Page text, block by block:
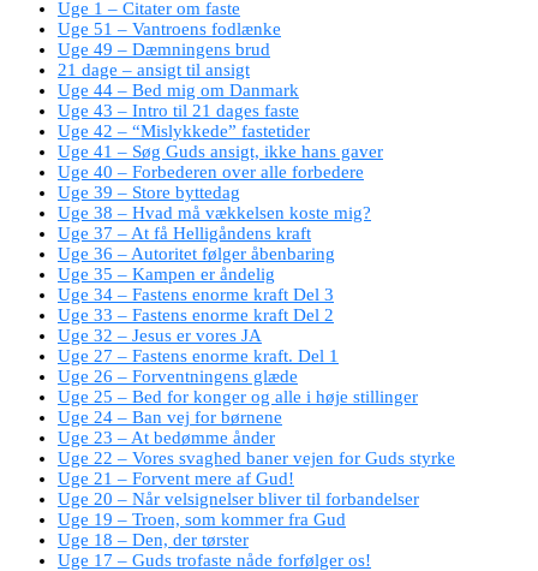
Uge 1 – Citater om faste
Uge 51 – Vantroens fodlænke
Uge 49 – Dæmningens brud
21 dage – ansigt til ansigt
Uge 44 – Bed mig om Danmark
Uge 43 – Intro til 21 dages faste
Uge 42 – “Mislykkede” fastetider
Uge 41 – Søg Guds ansigt, ikke hans gaver
Uge 40 – Forbederen over alle forbedere
Uge 39 – Store byttedag
Uge 38 – Hvad må vækkelsen koste mig?
Uge 37 – At få Helligåndens kraft
Uge 36 – Autoritet følger åbenbaring
Uge 35 – Kampen er åndelig
Uge 34 – Fastens enorme kraft Del 3
Uge 33 – Fastens enorme kraft Del 2
Uge 32 – Jesus er vores JA
Uge 27 – Fastens enorme kraft. Del 1
Uge 26 – Forventningens glæde
Uge 25 – Bed for konger og alle i høje stillinger
Uge 24 – Ban vej for børnene
Uge 23 – At bedømme ånder
Uge 22 – Vores svaghed baner vejen for Guds styrke
Uge 21 – Forvent mere af Gud!
Uge 20 – Når velsignelser bliver til forbandelser
Uge 19 – Troen, som kommer fra Gud
Uge 18 – Den, der tørster
Uge 17 – Guds trofaste nåde forfølger os!